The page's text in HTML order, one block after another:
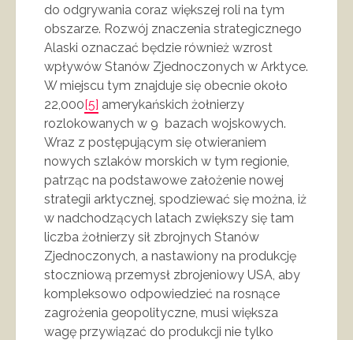
do odgrywania coraz większej roli na tym
obszarze. Rozwój znaczenia strategicznego
Alaski oznaczać będzie również wzrost
wpływów Stanów Zjednoczonych w Arktyce.
W miejscu tym znajduje się obecnie około
22,000 [5] amerykańskich żołnierzy
rozlokowanych w 9 bazach wojskowych.
Wraz z postępującym się otwieraniem
nowych szlaków morskich w tym regionie,
patrząc na podstawowe założenie nowej
strategii arktycznej, spodziewać się można, iż
w nadchodzących latach zwiększy się tam
liczba żołnierzy sił zbrojnych Stanów
Zjednoczonych, a nastawiony na produkcję
stoczniową przemysł zbrojeniowy USA, aby
kompleksowo odpowiedzieć na rosnące
zagrożenia geopolityczne, musi większa
wagę przywiązać do produkcji nie tylko